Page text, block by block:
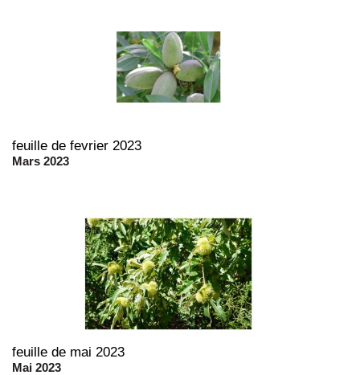
feuille de fevrier 2023
Mars 2023
feuille de mai 2023
Mai 2023